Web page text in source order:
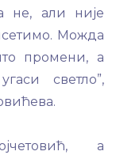
не, али није
Можда
промени, а
светло”,
а